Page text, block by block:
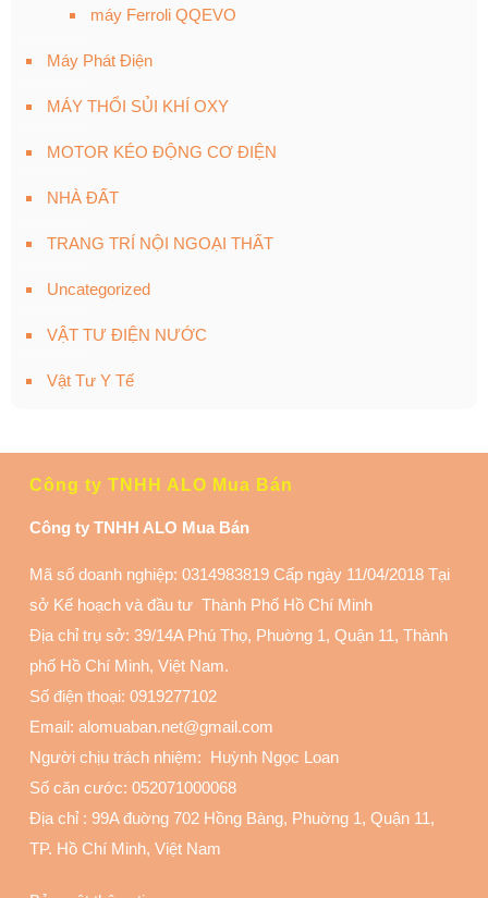
máy Ferroli QQEVO
Máy Phát Điện
MÁY THỔI SỦI KHÍ OXY
MOTOR KÉO ĐỘNG CƠ ĐIỆN
NHÀ ĐẤT
TRANG TRÍ NỘI NGOẠI THẤT
Uncategorized
VẬT TƯ ĐIỆN NƯỚC
Vật Tư Y Tế
Công ty TNHH ALO Mua Bán
Công ty TNHH ALO Mua Bán
Mã số doanh nghiệp: 0314983819 Cấp ngày 11/04/2018 Tại
sở Kế hoạch và đầu tư Thành Phố Hồ Chí Minh
Địa chỉ trụ sở: 39/14A Phú Thọ, Phuờng 1, Quận 11, Thành
phố Hồ Chí Minh, Việt Nam.
Số điện thoại: 0919277102
Email: alomuaban.net@gmail.com
Người chịu trách nhiệm: Huỳnh Ngọc Loan
Số căn cước: 052071000068
Địa chỉ : 99A đuờng 702 Hồng Bàng, Phuờng 1, Quận 11,
TP. Hồ Chí Minh, Việt Nam